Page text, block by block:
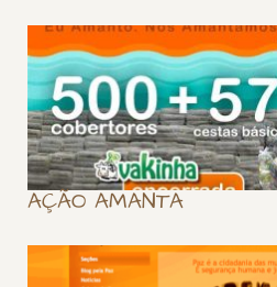
AÇÃO AMANTA